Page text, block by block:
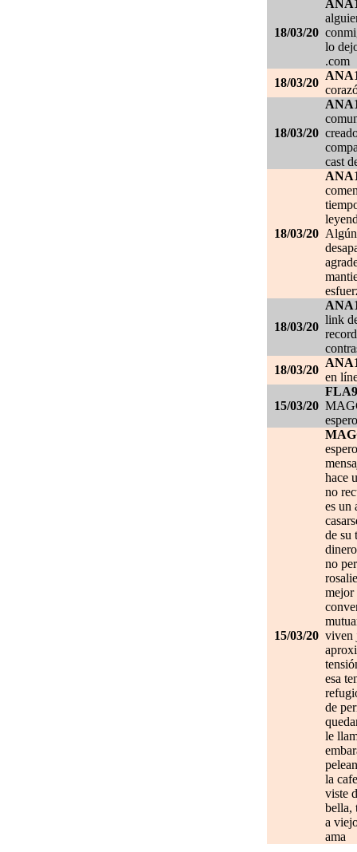
18/03/20
lo
.com
18/03/20
18/03/20
cast
18/03/20
18/03/20
link
18/03/20
en
15/03/20
15/03/20
hace
no
es un
de su
no
mejor
viven
esa
de
le
la
viste
bella,
a
ama